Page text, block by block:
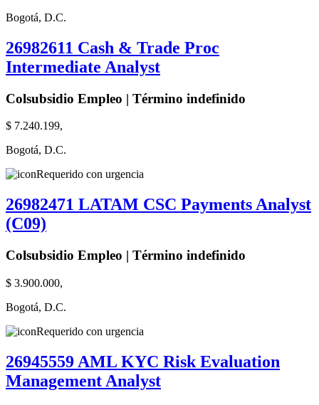
Bogotá, D.C.
26982611 Cash & Trade Proc
Intermediate Analyst
Colsubsidio Empleo | Término indefinido
$ 7.240.199,
Bogotá, D.C.
Requerido con urgencia
26982471 LATAM CSC Payments Analyst
(C09)
Colsubsidio Empleo | Término indefinido
$ 3.900.000,
Bogotá, D.C.
Requerido con urgencia
26945559 AML KYC Risk Evaluation
Management Analyst